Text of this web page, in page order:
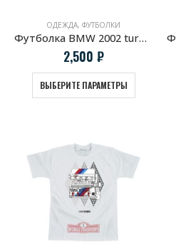
ОДЕЖДА, ФУТБОЛКИ
Футболка BMW 2002 turbo в зеркале заднего вида
2,500 ₽
ВЫБЕРИТЕ ПАРАМЕТРЫ